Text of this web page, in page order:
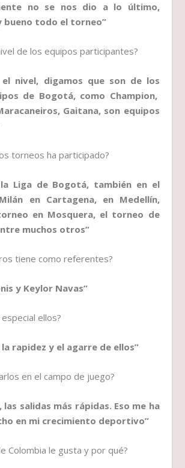
no se nos dio a lo último,
bueno todo el torneo”
de los equipos participantes?
el nivel, digamos que son de los
de Bogotá, como Champion,
Gaitana, son equipos
torneos ha participado?
la Liga de Bogotá, también en el
en Cartagena, en Medellín,
en Mosquera, el torneo de
muchos otros”
tiene como referentes?
y Keylor Navas”
ellos?
rapidez y el agarre de ellos”
en el campo de juego?
las salidas más rápidas. Eso me ha
en mi crecimiento deportivo”
Colombia le gusta y por qué?